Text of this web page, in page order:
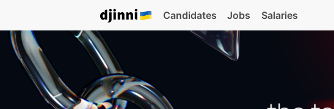
Candidates Jobs Salaries